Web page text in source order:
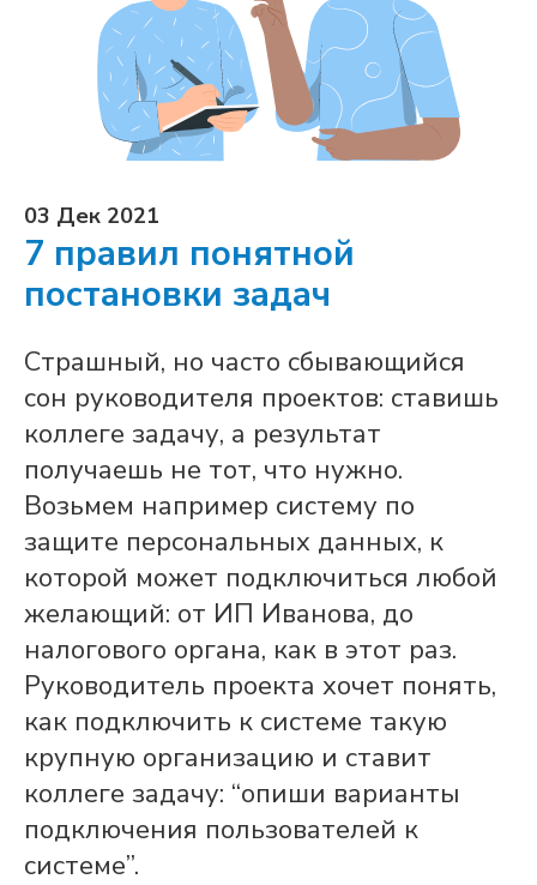
03 Дек 2021
7 правил понятной
постановки задач
Страшный, но часто сбывающийся
сон руководителя проектов: ставишь
коллеге задачу, а результат
получаешь не тот, что нужно.
Возьмем например систему по
защите персональных данных, к
которой может подключиться любой
желающий: от ИП Иванова, до
налогового органа, как в этот раз.
Руководитель проекта хочет понять,
как подключить к системе такую
крупную организацию и ставит
коллеге задачу: “опиши варианты
подключения пользователей к
системе”.